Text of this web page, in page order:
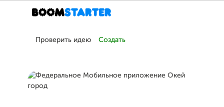
Проверить идею Создать